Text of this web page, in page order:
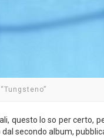
questo lo so per certo,
secondo album,